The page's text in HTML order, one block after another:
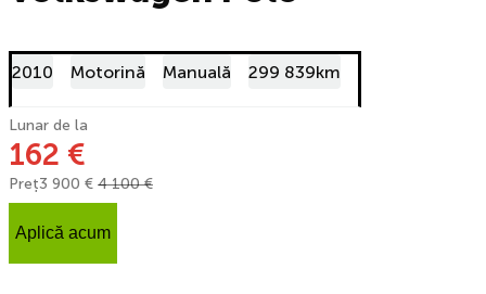
2010 Motorină Manuală 299 839km
Lunar de la
162 €
Preț3 900 € 4 100 €
Aplică acum